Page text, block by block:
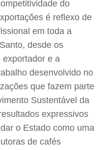
do
é reflexo de
em toda a
desde os
exportador e a
desenvolvido no
que fazem parte
Sustentável da
expressivos
o Estado como uma
de cafés